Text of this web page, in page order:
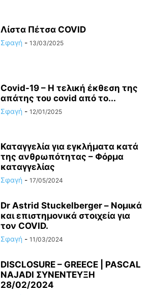
Λίστα Πέτσα COVID
Σφαγή - 13/03/2025
Covid-19 – Η τελική έκθεση της
απάτης του covid από το...
Σφαγή - 12/01/2025
Καταγγελία για εγκλήματα κατά
της ανθρωπότητας – Φόρμα
καταγγελίας
Σφαγή - 17/05/2024
Dr Astrid Stuckelberger – Νομικά
και επιστημονικά στοιχεία για
τον COVID.
Σφαγή - 11/03/2024
DISCLOSURE – GREECE | PASCAL
NAJADI ΣΥΝΕΝΤΕΥΞΗ
28/02/2024